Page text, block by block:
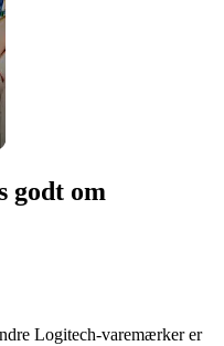
godt om
Logitech-varemærker er